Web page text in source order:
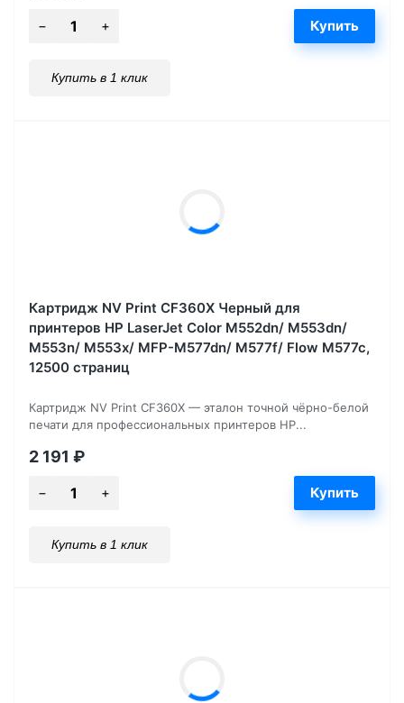
Купить в 1 клик
Картридж NV Print CF360X Черный для
принтеров HP LaserJet Color M552dn/ M553dn/
M553n/ M553x/ MFP-M577dn/ M577f/ Flow M577c,
12500 страниц
Картридж NV Print CF360X — эталон точной чёрно-белой
печати для профессиональных принтеров HP...
2 191 ₽
Купить в 1 клик